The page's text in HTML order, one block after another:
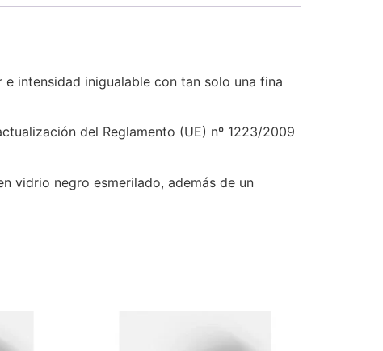
intensidad inigualable con tan solo una fina
del Reglamento (UE) nº 1223/2009
vidrio negro esmerilado, además de un